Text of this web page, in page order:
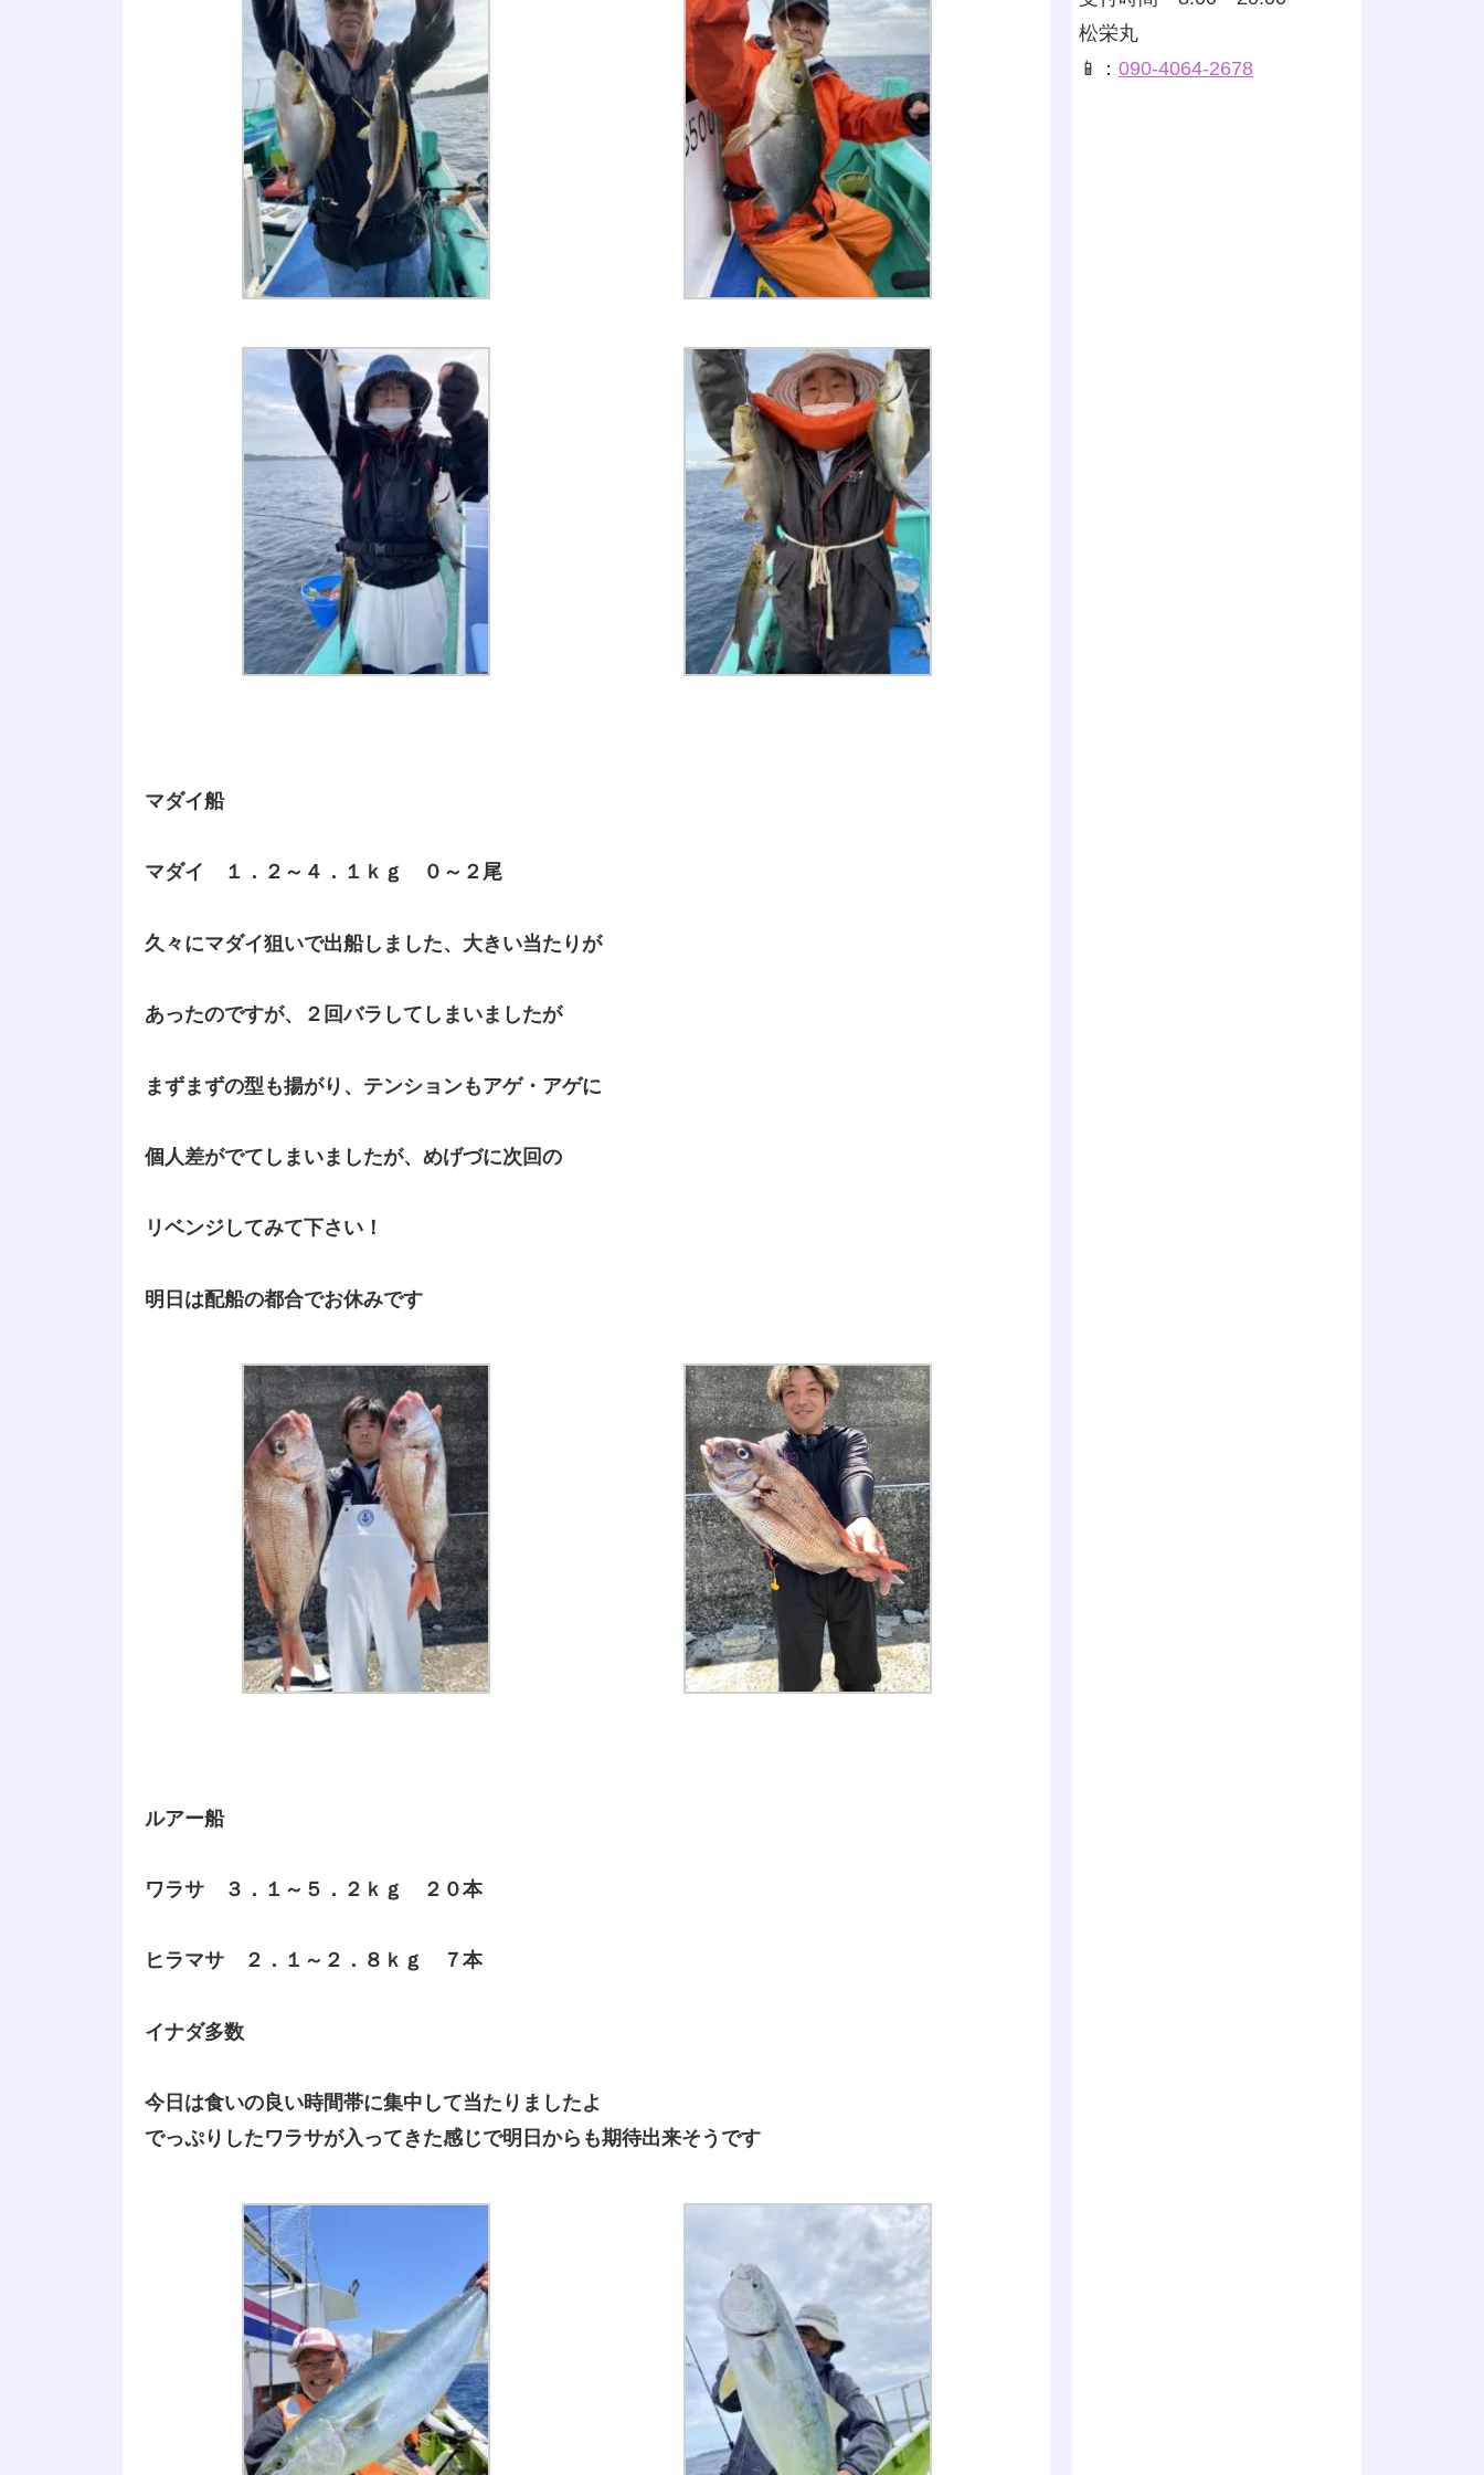
マダイ船
マダイ １．２～４．１ｋｇ ０～２尾
久々にマダイ狙いで出船しました、大きい当たりが
あったのですが、２回バラしてしまいましたが
まずまずの型も揚がり、テンションもアゲ・アゲに
個人差がでてしまいましたが、めげづに次回の
リベンジしてみて下さい！
明日は配船の都合でお休みです
ルアー船
ワラサ ３．１～５．２ｋｇ ２０本
ヒラマサ ２．１～２．８ｋｇ ７本
イナダ多数
今日は食いの良い時間帯に集中して当たりましたよ
でっぷりしたワラサが入ってきた感じで明日からも期待出来そうです
松栄丸
📱： 090-4064-2678